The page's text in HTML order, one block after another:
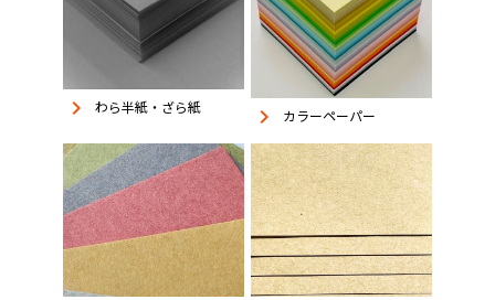
keyboard_arrow_right わら半紙・ざら紙 keyboard_arrow_right カラーペーパー